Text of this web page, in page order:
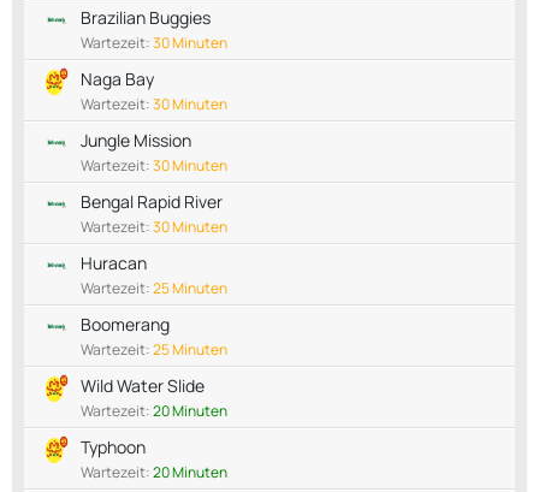
Brazilian Buggies
Wartezeit:30 Minuten
Naga Bay
Wartezeit:30 Minuten
Jungle Mission
Wartezeit:30 Minuten
Bengal Rapid River
Wartezeit:30 Minuten
Huracan
Wartezeit:25 Minuten
Boomerang
Wartezeit:25 Minuten
Wild Water Slide
Wartezeit:20 Minuten
Typhoon
Wartezeit:20 Minuten